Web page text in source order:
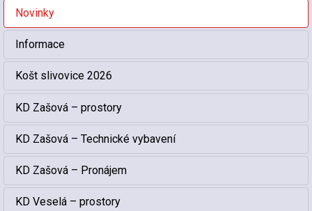
Novinky
Informace
Košt slivovice 2026
KD Zašová – prostory
KD Zašová – Technické vybavení
KD Zašová – Pronájem
KD Veselá – prostory